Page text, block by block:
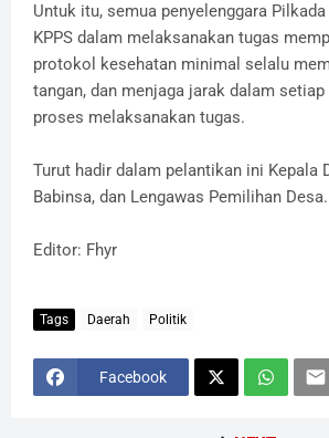
Untuk itu, semua penyelenggara
KPPS dalam melaksanakan tugas
protokol kesehatan minimal selalu
tangan, dan menjaga jarak dalam
proses melaksanakan tugas.
Turut hadir dalam pelantikan ini Kepala
Babinsa, dan Lengawas Pemilihan
Editor: Fhyr
Tags Daerah Politik
Facebook